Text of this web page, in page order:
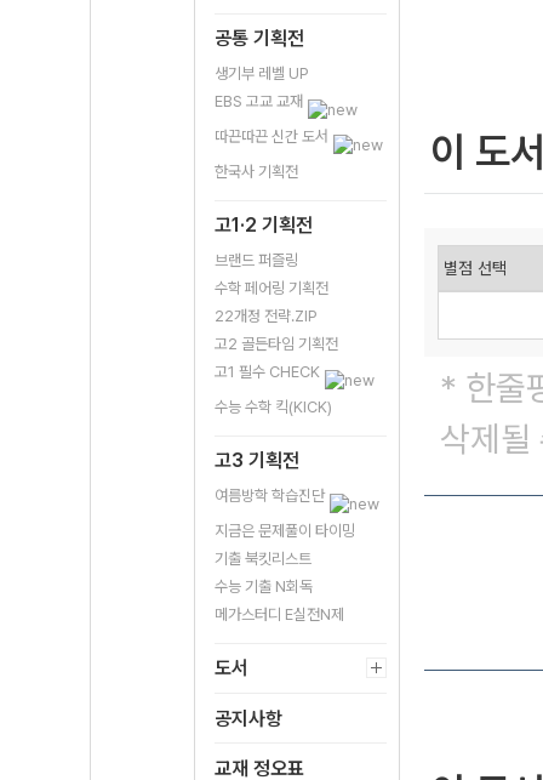
공통 기획전
생기부 레벨 UP
EBS 고교 교재
따끈따끈 신간 도서
한국사 기획전
고1·2 기획전
브랜드 퍼즐링
수학 페어링 기획전
22개정 전략.ZIP
고2 골든타임 기획전
고1 필수 CHECK
수능 수학 킥(KICK)
고3 기획전
여름방학 학습진단
지금은 문제풀이 타이밍
기출 북킷리스트
수능 기출 N회독
메가스터디 E실전N제
도서
공지사항
교재 정오표
이 도
* 한줄
삭제될